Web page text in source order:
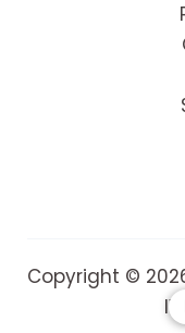
Copyright ©